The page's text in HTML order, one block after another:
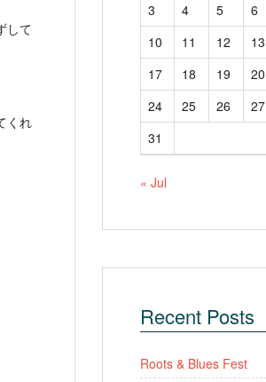
して
くれ
3
4 5 6
10
11 12 13
17
18 19 20
24
25 26 27
31
« Jul
Recent Posts
Roots & Blues Fest